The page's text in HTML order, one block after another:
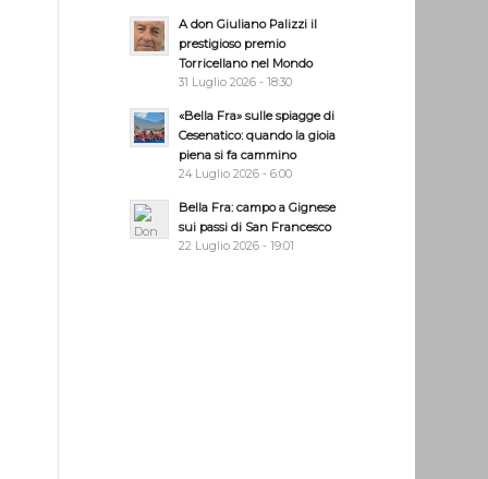
A don Giuliano Palizzi il
prestigioso premio
Torricellano nel Mondo
31 Luglio 2026 - 18:30
«Bella Fra» sulle spiagge di
Cesenatico: quando la gioia
piena si fa cammino
24 Luglio 2026 - 6:00
Bella Fra: campo a Gignese
sui passi di San Francesco
22 Luglio 2026 - 19:01